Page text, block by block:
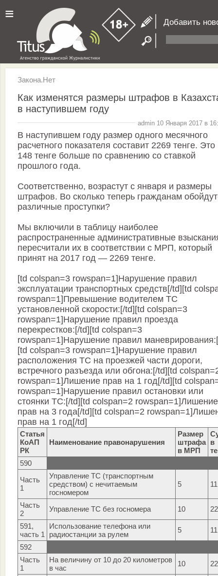
≡ Добавить
Закона.Нет
Как изменятся размеры штрафов в
в наступившем году
admin 10 Января 2017 в
В наступившем году размер одного месячного
расчетного показателя составит 2269 тенге. Это
148 тенге больше по сравнению со ставкой
прошлого года.
Соответственно, возрастут с января и размеры
штрафов. Во сколько теперь гражданам
различные проступки?
Мы включили в таблицу наиболее
распространенные административные
пересчитали их в соответствии с МРП, который
принят на 2017 год — 2269 тенге.
[td colspan=3 rowspan=1]Нарушение правил
эксплуатации транспортных средств[/td][td
rowspan=1]Превышение водителем ТС
установленной скорости:[/td][td colspan=3
rowspan=1]Нарушение правил проезда
перекрестков:[/td][td colspan=3
rowspan=1]Нарушение правил
[td colspan=3 rowspan=1]Нарушение правил
расположения ТС на проезжей части дороги,
встречного разъезда или обгона:[/td][td
rowspan=1]Лишение прав на 1 год[/td][td
rowspan=1]Нарушение правил остановки или
стоянки ТС:[/td][td colspan=2 rowspan=1]Лишение
прав на 3 года[/td][td colspan=2
прав на 1 год[/td]
Статья
КоАП
РК
Наименование правонарушения
Размер
штрафа
в МРП
в
590
Часть
1
Управление ТС (транспортным
средством) с нечитаемым
госномером
5
Часть
2
Управление ТС без госномера 10
591,
часть 1
Использование телефона или
радиостанции за рулем
5
592
Часть
1
На величину от 10 до 20 километров
в час
10